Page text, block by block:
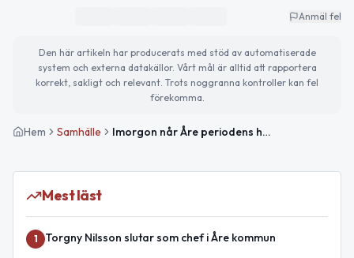
Anmäl fel
Den här artikeln har producerats med stöd av automatiserade
system och externa datakällor. Vårt mål är alltid att rapportera
korrekt, sakligt och relevant. Trots noggranna kontroller kan fel
förekomma.
Hem Samhälle Imorgon når Åre periodens högsta elpris
Mest läst
1 Torgny Nilsson slutar som chef i Åre kommun